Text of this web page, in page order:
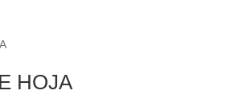
HOJA